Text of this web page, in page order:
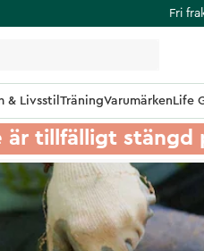
Fri
& Livsstil TräningVarumärkenLife
är tillfälligt stängd